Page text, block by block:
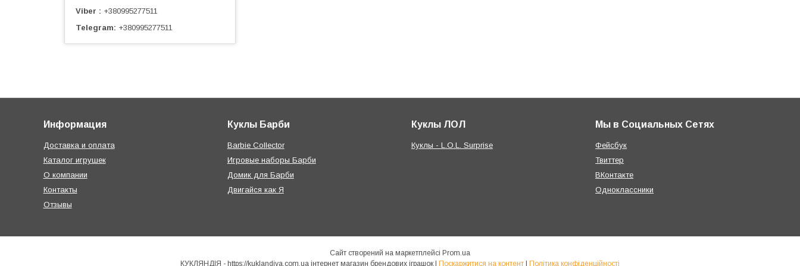
Viber
+380995277511
Telegram
+380995277511
Информация
Доставка и оплата
Каталог игрушек
О компании
Контакты
Отзывы
Куклы Барби
Barbie Collector
Игровые наборы Барби
Домик для Барби
Двигайся как Я
Куклы ЛОЛ
Куклы - L.O.L. Surprise
Мы в Социальных Сетях
Фейсбук
Твиттер
ВКонтакте
Одноклассники
Сайт створений на маркетплейсі Prom.ua
Поскаржитися на контент Політика конфіденційності